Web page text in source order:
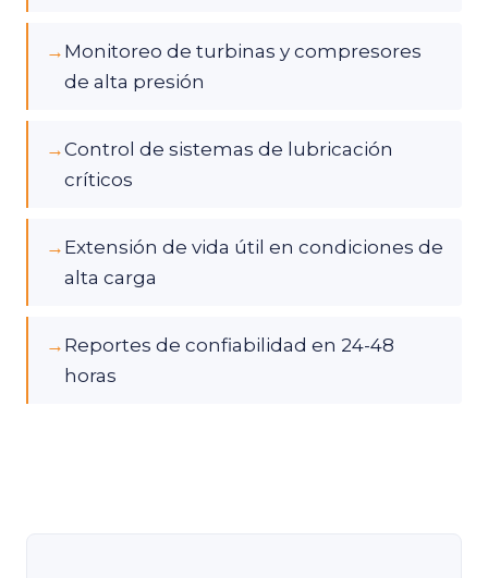
→ Monitoreo de turbinas y compresores
de alta presión
→Control de sistemas de lubricación
críticos
→ Extensión de vida útil en condiciones de
alta carga
→ Reportes de confiabilidad en 24-48
horas